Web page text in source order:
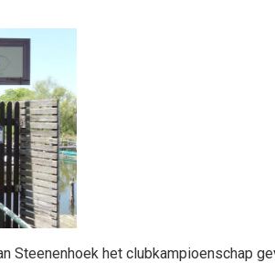
Steenenhoek het clubkampioenschap